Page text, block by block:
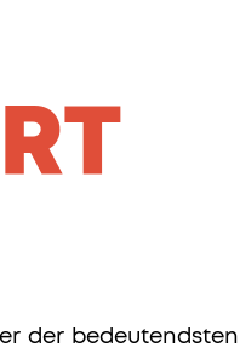
der bedeutendsten